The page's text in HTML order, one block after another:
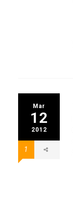
Mar
12
2012
1